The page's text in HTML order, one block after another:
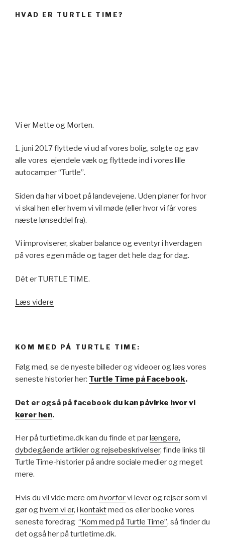
HVAD ER TURTLE TIME?
Vi er Mette og Morten.
1. juni 2017 flyttede vi ud af vores bolig, solgte og gav
alle vores ejendele væk og flyttede ind i vores lille
autocamper “Turtle”.
Siden da har vi boet på landevejene. Uden planer for hvor
vi skal hen eller hvem vi vil møde (eller hvor vi får vores
næste lønseddel fra).
Vi improviserer, skaber balance og eventyr i hverdagen
på vores egen måde og tager det hele dag for dag.
Dét er TURTLE TIME.
Læs videre
KOM MED PÅ TURTLE TIME:
Følg med, se de nyeste billeder og videoer og læs vores
seneste historier her: Turtle Time på Facebook.
Det er også på facebook du kan påvirke hvor vi
kører hen.
Her på turtletime.dk kan du finde et parlængere,
dybdegående artikler og rejsebeskrivelser, finde links til
Turtle Time-historier på andre sociale medier og meget
mere.
Hvis du vil vide mere om hvorforvi lever og rejser som vi
gør oghvem vi er, i kontaktmed os eller booke vores
seneste foredrag “Kom med på Turtle Time”, så finder du
det også her på turtletime.dk.